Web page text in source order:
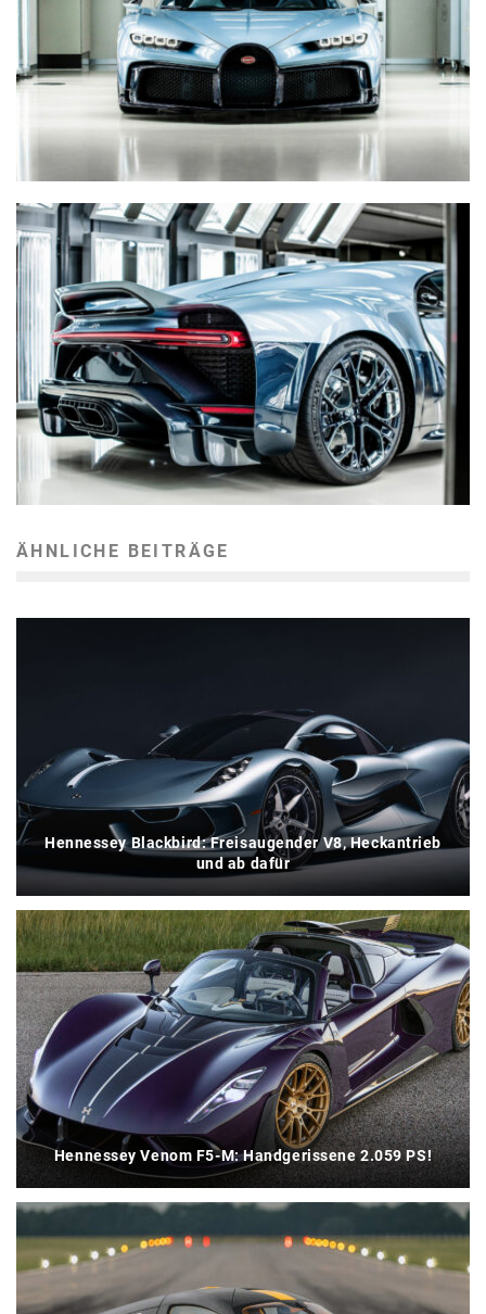
ÄHNLICHE BEITRÄGE
Hennessey Blackbird: Freisaugender V8, Heckantrieb
und ab dafür
Hennessey Venom F5-M: Handgerissene 2.059 PS!